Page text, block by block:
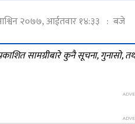
२०७७, आईतवार १४:३३ : बजे
सामग्रीबारे कुनै सूचना, गुनासो,